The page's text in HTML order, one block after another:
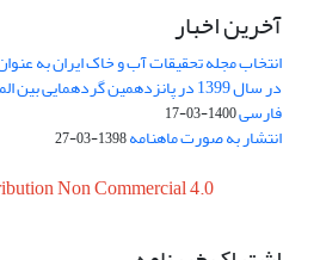
آخرین اخبار
انتخاب مجله تحقیقات آب و خاک ایران به
در سال 1399 در پانزدهمین گردهمایی
فارسی1400-03-17
انتشار به صورت ماهنامه1398-03-27
Non Commercial 4.0